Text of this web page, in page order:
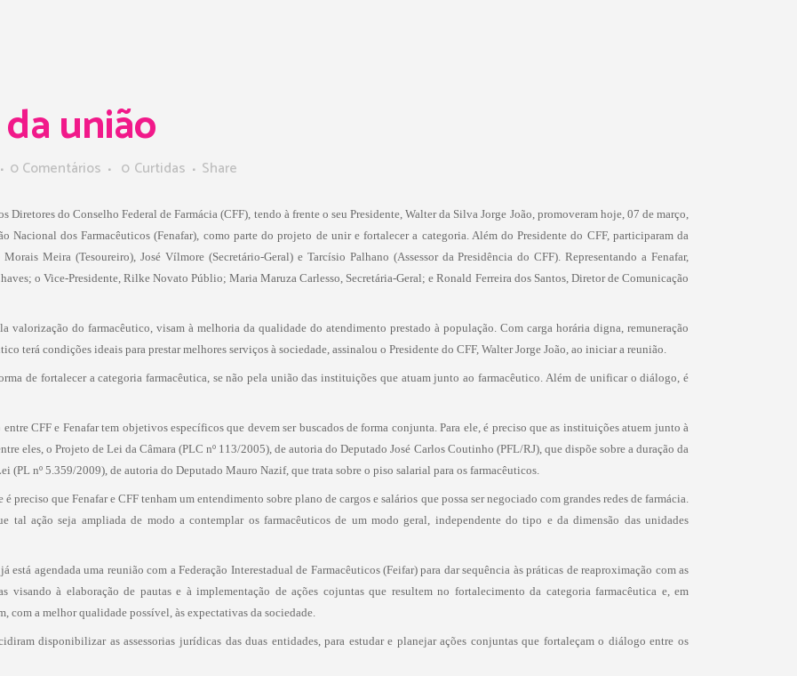
união
0 Comentários 0 Curtidas Share
do Conselho Federal de Farmácia (CFF), tendo à frente o seu Presidente, Walter da Silva Jorge João, promoveram hoje, 07 de março,
Nacional dos Farmacêuticos (Fenafar), como parte do projeto de unir e fortalecer a categoria. Além do Presidente do CFF, participaram da
Meira (Tesoureiro), José Vílmore (Secretário-Geral) e Tarcísio Palhano (Assessor da Presidência do CFF). Representando a Fenafar,
o Vice-Presidente, Rilke Novato Públio; Maria Maruza Carlesso, Secretária-Geral; e Ronald Ferreira dos Santos, Diretor de Comunicação
valorização do farmacêutico, visam à melhoria da qualidade do atendimento prestado à população. Com carga horária digna, remuneração
terá condições ideais para prestar melhores serviços à sociedade, assinalou o Presidente do CFF, Walter Jorge João, ao iniciar a reunião.
de fortalecer a categoria farmacêutica, se não pela união das instituições que atuam junto ao farmacêutico. Além de unificar o diálogo, é
CFF e Fenafar tem objetivos específicos que devem ser buscados de forma conjunta. Para ele, é preciso que as instituições atuem junto à
eles, o Projeto de Lei da Câmara (PLC nº 113/2005), de autoria do Deputado José Carlos Coutinho (PFL/RJ), que dispõe sobre a duração da
(PL nº 5.359/2009), de autoria do Deputado Mauro Nazif, que trata sobre o piso salarial para os farmacêuticos.
preciso que Fenafar e CFF tenham um entendimento sobre plano de cargos e salários que possa ser negociado com grandes redes de farmácia.
tal ação seja ampliada de modo a contemplar os farmacêuticos de um modo geral, independente do tipo e da dimensão das unidades
está agendada uma reunião com a Federação Interestadual de Farmacêuticos (Feifar) para dar sequência às práticas de reaproximação com as
visando à elaboração de pautas e à implementação de ações cojuntas que resultem no fortalecimento da categoria farmacêutica e, em
com a melhor qualidade possível, às expectativas da sociedade.
disponibilizar as assessorias jurídicas das duas entidades, para estudar e planejar ações conjuntas que fortaleçam o diálogo entre os